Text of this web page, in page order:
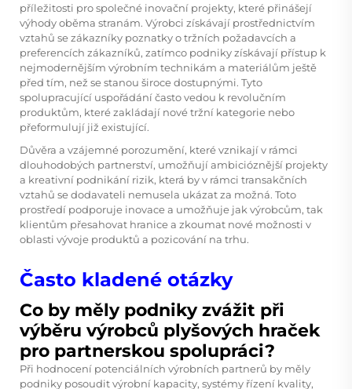
příležitosti pro společné inovační projekty, které přinášejí
výhody oběma stranám. Výrobci získávají prostřednictvím
vztahů se zákazníky poznatky o tržních požadavcích a
preferencích zákazníků, zatímco podniky získávají přístup k
nejmodernějším výrobním technikám a materiálům ještě
před tím, než se stanou široce dostupnými. Tyto
spolupracující uspořádání často vedou k revolučním
produktům, které zakládají nové tržní kategorie nebo
přeformulují již existující.
Důvěra a vzájemné porozumění, které vznikají v rámci
dlouhodobých partnerství, umožňují ambicióznější projekty
a kreativní podnikání rizik, která by v rámci transakčních
vztahů se dodavateli nemusela ukázat za možná. Toto
prostředí podporuje inovace a umožňuje jak výrobcům, tak
klientům přesahovat hranice a zkoumat nové možnosti v
oblasti vývoje produktů a pozicování na trhu.
Často kladené otázky
Co by měly podniky zvážit při
výběru výrobců plyšových hraček
pro partnerskou spolupráci?
Při hodnocení potenciálních výrobních partnerů by měly
podniky posoudit výrobní kapacity, systémy řízení kvality,